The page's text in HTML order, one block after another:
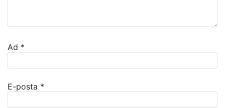
Ad *
E-posta *